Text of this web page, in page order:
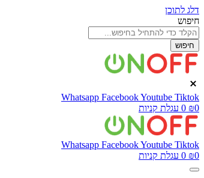
דלג לתוכן
חיפוש
חיפוש
Whatsapp FacebookYoutube Tiktok
₪0
0 עגלת קניות
Whatsapp FacebookYoutube Tiktok
₪0
0 עגלת קניות